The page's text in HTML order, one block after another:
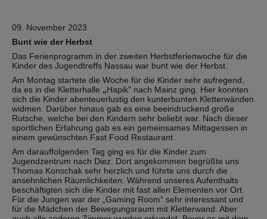
09. November 2023
Bunt wie der Herbst
Das Ferienprogramm in der zweiten Herbstferienwoche für die
Kinder des Jugendtreffs Nassau war bunt wie der Herbst.
Am Montag startete die Woche für die Kinder sehr aufregend,
da es in die Kletterhalle „Hapik" nach Mainz ging. Hier konnten
sich die Kinder abenteuerlustig den kunterbunten Kletterwänden
widmen. Darüber hinaus gab es eine beeindruckend große
Rutsche, welche bei den Kindern sehr beliebt war. Nach dieser
sportlichen Erfahrung gab es ein gemeinsames Mittagessen in
einem gewünschten Fast Food Restaurant.
Am darauffolgenden Tag ging es für die Kinder zum
Jugendzentrum nach Diez. Dort angekommen begrüßte uns
Thomas Konschak sehr herzlich und führte uns durch die
ansehnlichen Räumlichkeiten. Während unseres Aufenthalts
beschäftigten sich die Kinder mit fast allen Elementen vor Ort.
Für die Jungen war der „Gaming Room“ sehr interessant und
für die Mädchen der Bewegungsraum mit Kletterwand. Aber